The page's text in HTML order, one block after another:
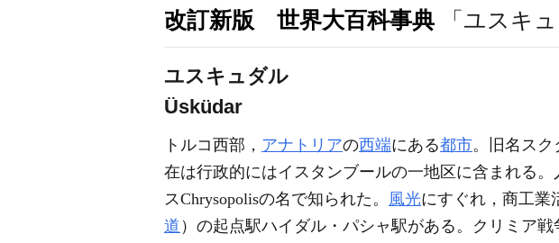
改訂新版 世界大百科事典 「ユスキ
ユスキュダル
Üsküdar
トルコ西部， アナトリアの西端にある都市。旧名スク
在は行政的にはイスタンブールの一地区に含まれる。
スChrysopolisの名で知られた。 風光にすぐれ，商工業
道 ）の起点駅ハイダル・パシャ駅がある。クリミア